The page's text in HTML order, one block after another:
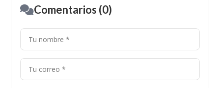
Comentarios (0)